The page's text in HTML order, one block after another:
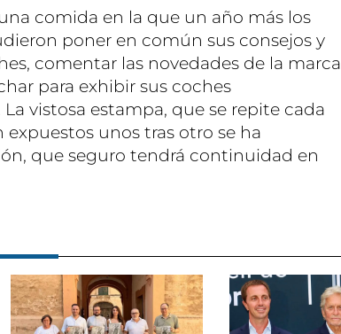
comida en la que un año más los
poner en común sus consejos y
comentar las novedades de la marca
para exhibir sus coches
vistosa estampa, que se repite cada
unos tras otro se ha
que seguro tendrá continuidad en